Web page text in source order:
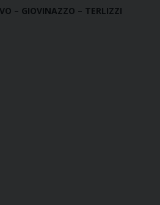
– GIOVINAZZO – TERLIZZI